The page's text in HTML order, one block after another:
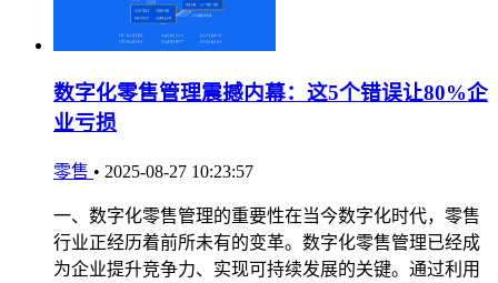
数字化零售管理震撼内幕：这5个错误让80%企
业亏损
零售 • 2025-08-27 10:23:57
一、数字化零售管理的重要性在当今数字化时代，零售
行业正经历着前所未有的变革。数字化零售管理已经成
为企业提升竞争力、实现可持续发展的关键。通过利用